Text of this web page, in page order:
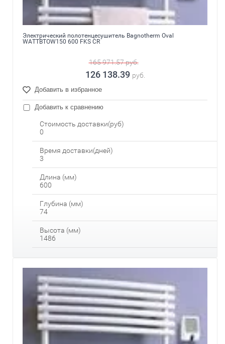
Электрический полотенцесушитель Bagnotherm Oval
WATTBTOW150 600 FKS CR
165 971.57руб.
126 138.39 руб.
Добавить в избранное
Добавить к сравнению
Стоимость доставки(руб)
0
Время доставки(дней)
3
Длина (мм)
600
Глубина (мм)
74
Высота (мм)
1486